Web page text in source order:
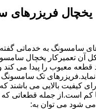
یخچال فریزرهای
سامسونگ به خدماتی
آن تعمیرکار یخچال
قطعه معیوب را پیدا می
تک سامسونگ
کیفیت بالایی می باشند
کم است.از جمله قطعاتی
شود می توان به: